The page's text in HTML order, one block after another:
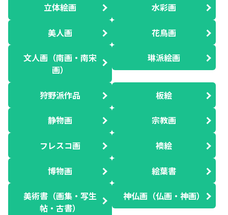
立体絵画 水彩画
美人画 花鳥画
文人画（南画・南宋
画）
琳派絵画
狩野派作品 板絵
静物画 宗教画
フレスコ画 襖絵
博物画 絵葉書
美術書（画集・写生
帖・古書）
神仏画（仏画・神画）